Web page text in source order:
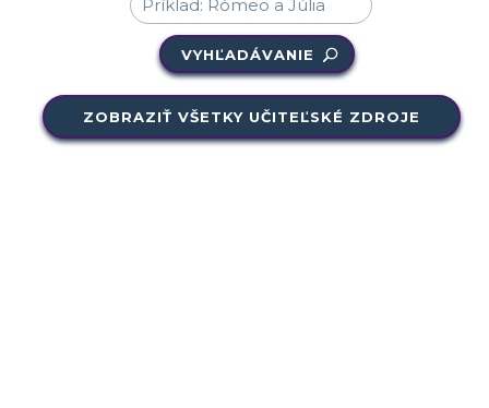
VYHĽADÁVANIE
ZOBRAZIŤ VŠETKY UČITEĽSKÉ ZDROJE